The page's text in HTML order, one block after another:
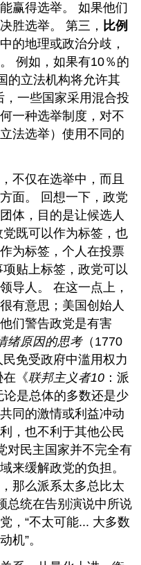
赢得选举。 如果他们
胜选举。 第三， 比例
的地理或政治分歧，
例如，如果有10％的
的立法机构将允许其
一些国家采用混合投
一种选举制度，对不
法选举）使用不同的
不仅在选举中，而且
面。 回想一下，政党
体，目的是让候选人
既可以作为标签，也
为标签，个人在投票
贴上标签，政党可以
导人。 在这一点上，
有意思；美国创始人
们警告政党是有害
绪原因的思考（1770
免受政府中滥用权力
在《联邦主义者10 ：派
论是总体的多数还是少
同的激情或利益冲动
，也不利于其他公民
对民主国家并不完全有
来缓解政党的负担。
那么派系太多总比太
总统在告别演说中所说
，“不太可能... 大多数
机”。